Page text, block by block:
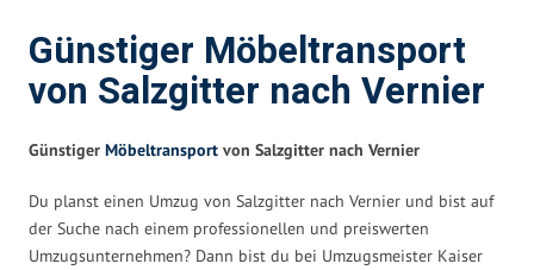
Günstiger Möbeltransport
von Salzgitter nach Vernier
Günstiger Möbeltransport von Salzgitter nach Vernier
Du planst einen Umzug von Salzgitter nach Vernier und bist auf
der Suche nach einem professionellen und preiswerten
Umzugsunternehmen? Dann bist du bei Umzugsmeister Kaiser